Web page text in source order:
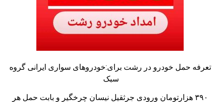
تعرفه حمل خودرو در رشت برای:خودروهای سواری ایرانی گروه
سبک
۳۹۰ هزارتومان ورودی جرثقیل نیسان چرخگیر و بابت حمل هر